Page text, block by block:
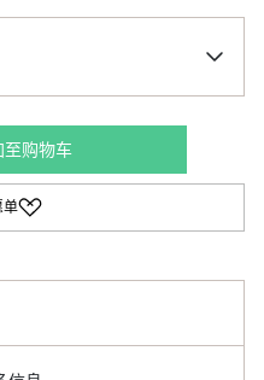
至购物车
单